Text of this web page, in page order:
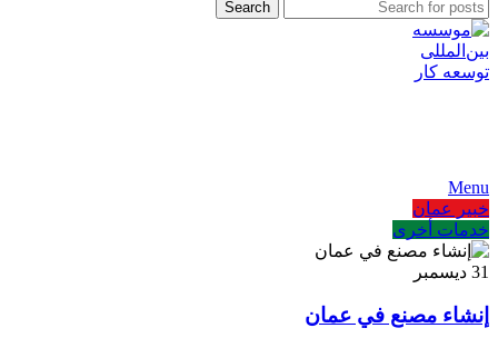
Search
Menu
خبير عمان
خدمات أخرى
31 ديسمبر
إنشاء مصنع في عمان